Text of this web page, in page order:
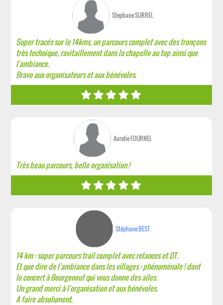
Stephane SURREL
Super tracés sur le 14kms, un parcours complet avec des tronçons
très technique, ravitaillement dans la chapelle au top ainsi que
l'ambiance.
Bravo aux organisateurs et aux bénévoles.
Aurelie FOURNEL
Très beau parcours, belle organisation !
Stéphane BEST
14 km : super parcours trail complet avec relances et DT.
Et que dire de l'ambiance dans les villages : phénoménale ! dont
le concert à Bourgeneuf qui vous donne des ailes.
Un grand merci à l'organisation et aux bénévoles.
A faire absolument.